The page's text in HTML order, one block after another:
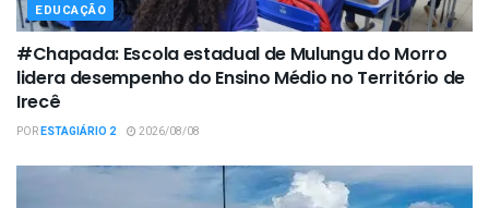
EDUCAÇÃO
#Chapada: Escola estadual de Mulungu do Morro
lidera desempenho do Ensino Médio no Território de
Irecê
PORESTAGIÁRIO 2 2026/08/08